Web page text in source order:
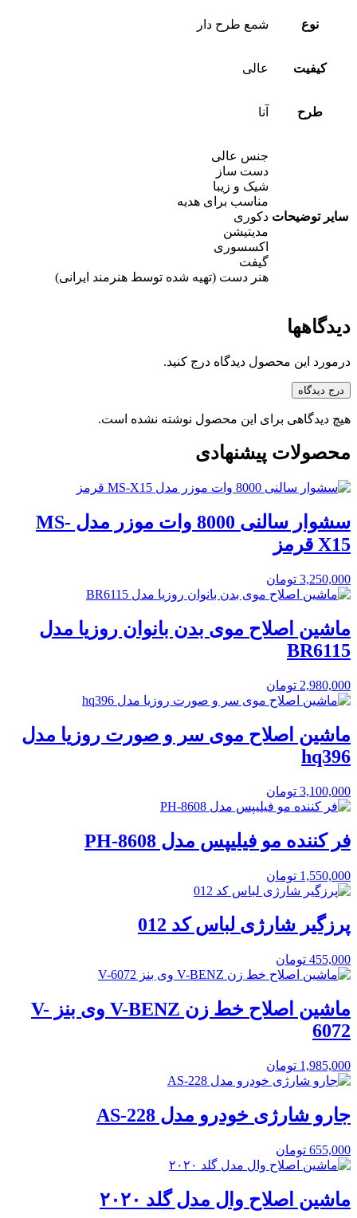
نوع شمع طرح دار
کیفیت عالی
طرح آنا
سایر توضیحات
جنس عالی
دست ساز
شیک و زیبا
مناسب برای هدیه
دکوری
مدیتیشن
اکسسوری
گیفت
هنر دست (تهیه شده توسط هنرمند ایرانی)
دیدگاهها
درمورد این محصول دیدگاه درج کنید.
درج دیدگاه
هیچ دیدگاهی برای این محصول نوشته نشده است.
محصولات پیشنهادی
سشوار سالنی 8000 وات موزر مدل MS-
X15 قرمز
3,250,000 تومان
ماشین اصلاح موی بدن بانوان روزیا مدل
BR6115
2,980,000 تومان
ماشین اصلاح موی سر و صورت روزیا مدل
hq396
3,100,000 تومان
فر کننده مو فیلیپس مدل PH-8608
1,550,000 تومان
پرزگیر شارژی لباس کد 012
455,000 تومان
ماشین اصلاح خط زن V-BENZ وی بنز V-
6072
1,985,000 تومان
جارو شارژی خودرو مدل AS-228
655,000 تومان
ماشین اصلاح وال مدل گلد ۲۰۲۰